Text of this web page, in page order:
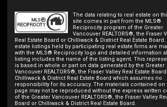
The data relating to real estate on
site comes in part from the MLS®
Reciprocity program of the Greater
Vancouver REALTORS®, the Fraser
Real Estate Board or Chilliwack & District Real Estate Board.
estate listings held by participating real estate firms are
with the MLS® Reciprocity logo and detailed information
listing includes the name of the listing agent. This
is based in whole or part on data generated by the Greater
Vancouver REALTORS®, the Fraser Valley Real Estate
Chilliwack & District Real Estate Board which assumes no
responsibility for its accuracy. The materials contained on
page may not be reproduced without the express written
of the Greater Vancouver REALTORS®, the Fraser Valley
Board or Chilliwack & District Real Estate Board.